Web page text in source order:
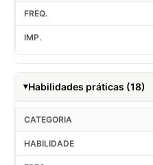
Habilidades práticas (18)